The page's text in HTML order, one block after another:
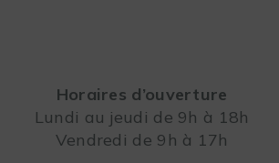
Horaires d’ouverture
Lundi au jeudi de 9h à 18h
Vendredi de 9h à 17h